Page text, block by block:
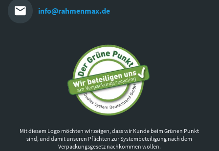
info@rahmenmax.de
Mit diesem Logo möchten wir zeigen, dass wir Kunde beim Grünen Punkt
sind, und damit unseren Pflichten zur Systembeteiligung nach dem
Verpackungsgesetz nachkommen wollen.